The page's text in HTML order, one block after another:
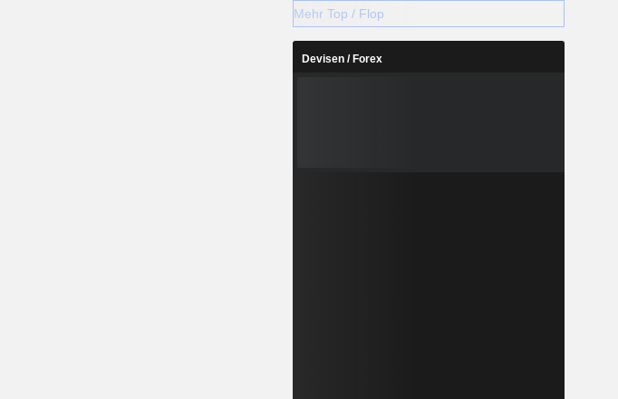
Mehr Top / Flop
Devisen / Forex